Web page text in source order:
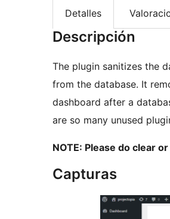
Detalles
Descripción
The plugin sanitizes the
from the database. It
dashboard after a
are so many unused
NOTE: Please do clear
Capturas